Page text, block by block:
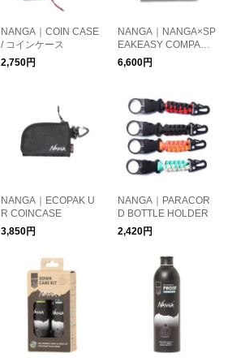
NANGA｜COIN CASE
/ コインケース
2,750円
NANGA｜NANGA×SP
EAKEASY COMPACT
WALLET
6,600円
NANGA｜ECOPAK U
R COINCASE
3,850円
NANGA｜PARACOR
D BOTTLE HOLDER
2,420円